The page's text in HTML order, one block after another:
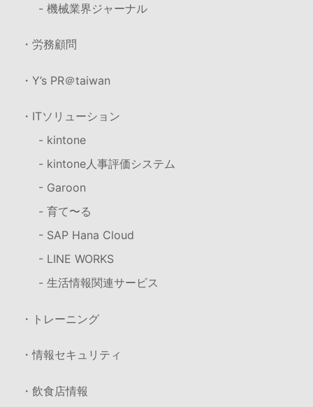
- 機械業界ジャーナル
・労務顧問
・Y’s PR＠taiwan
・ITソリューション
- kintone
- kintone人事評価システム
- Garoon
- 育て〜る
- SAP Hana Cloud
- LINE WORKS
- 生活情報関連サービス
・トレーニング
・情報セキュリティ
・飲食店情報